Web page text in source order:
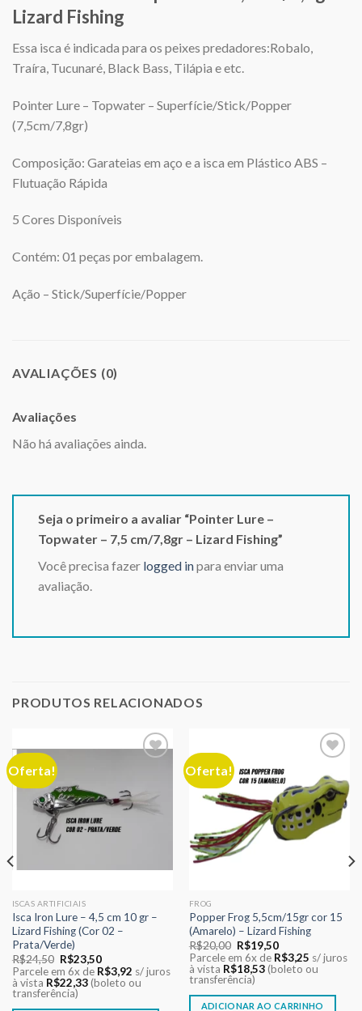
Lizard Fishing
Essa isca é indicada para os peixes predadores:Robalo,
Traíra, Tucunaré, Black Bass, Tilápia e etc.
Pointer Lure – Topwater – Superfície/Stick/Popper
(7,5cm/7,8gr)
Composição: Garateias em aço e a isca em Plástico ABS –
Flutuação Rápida
5 Cores Disponíveis
Contém: 01 peças por embalagem.
Ação – Stick/Superfície/Popper
AVALIAÇÕES (0)
Avaliações
Não há avaliações ainda.
Seja o primeiro a avaliar “Pointer Lure –
Topwater – 7,5 cm/7,8gr – Lizard Fishing”
Você precisa fazer logged inpara enviar uma
avaliação.
PRODUTOS RELACIONADOS
Oferta!
desejos
ISCAS ARTIFICIAIS
Isca Iron Lure – 4,5 cm 10 gr –
Lizard Fishing (Cor 02 –
Prata/Verde)
R$24,50 O
preço
original
era:
R$24,50.
R$23,50O
preço
atual
é:
Parcele em 6x de R$3,92 s/ juros
à vista R$22,33 (boleto ou
transferência)
Oferta!
aos meus
desejos
FROG
Popper Frog 5,5cm/15gr cor 15
(Amarelo) – Lizard Fishing
R$20,00 O
preço
original
era:
R$20,00.
R$19,50O
preço
atual
é:
Parcele em 6x de R$3,25 s/ juros
à vista R$18,53 (boleto ou
transferência)
ADICIONAR AO CARRINHO